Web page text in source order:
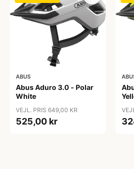
ABUS
Abus Aduro 3.0 - Polar
White
VEJL. PRIS 649,00 KR
525,00 kr